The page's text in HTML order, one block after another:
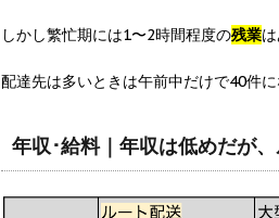
しかし繁忙期には1〜2時間程度の残業
配達先は多いときは午前中だけで40件に
年収･給料｜年収は低めだが